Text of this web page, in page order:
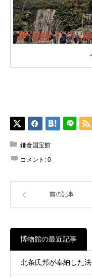
鎌倉国宝館
コメント: 0
前の記事
博物館の最近記事
北条氏邦が奉納した